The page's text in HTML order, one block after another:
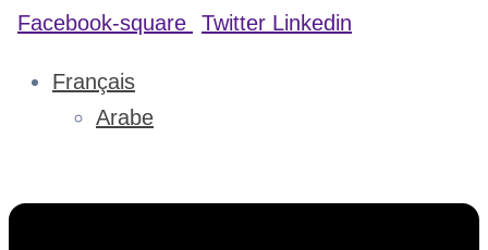
Facebook-square
Twitter Linkedin
Français
Arabe